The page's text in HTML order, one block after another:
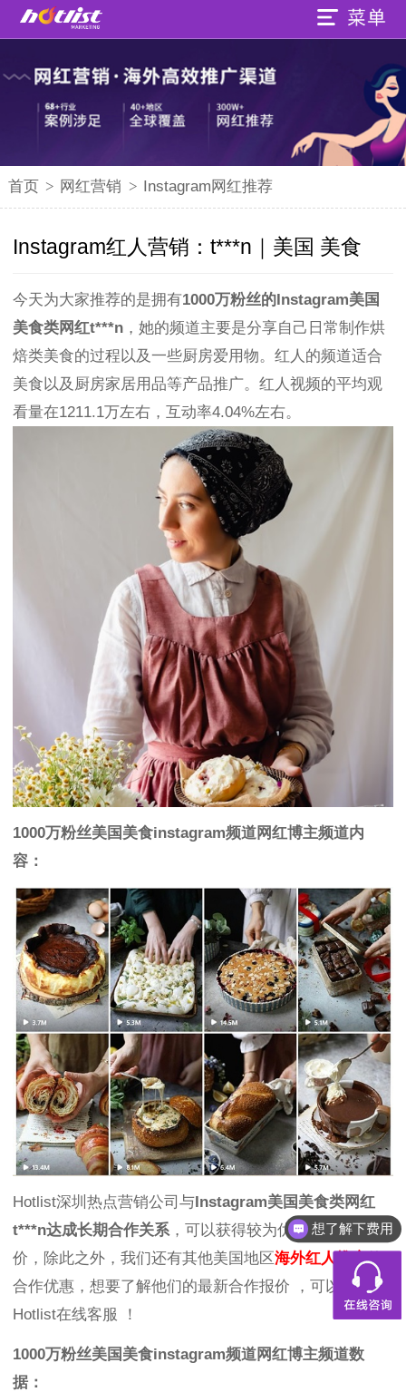
首页 > 网红营销 > Instagram网红推荐
Instagram红人营销：t***n｜美国 美食
今天为大家推荐的是拥有1000万粉丝的Instagram美国
美食类网红t***n ，她的频道主要是分享自己日常制作烘
焙类美食的过程以及一些厨房爱用物。红人的频道适合
美食以及厨房家居用品等产品推广。红人视频的平均观
看量在1211.1万左右，互动率4.04%左右。
1000万粉丝美国美食instagram频道网红博主频道内
容：
Hotlist深圳热点营销公司与Instagram美国美食类网红
t***n达成长期合作关系 ，可以获得较为优惠的合作报
价，除此之外，我们还有其他美国地区海外红人推广的
合作优惠，想要了解他们的最新合作报价 ，可以联系
Hotlist在线客服 ！
1000万粉丝美国美食instagram频道网红博主频道数
据：
想了解下费用